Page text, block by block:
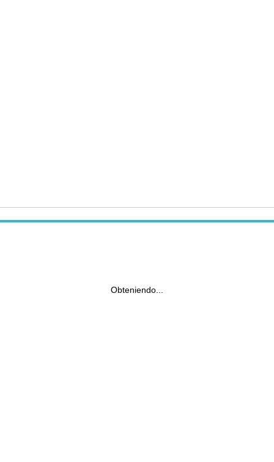
Obteniendo...